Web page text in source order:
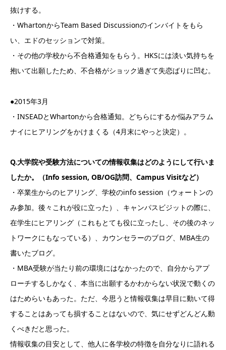
抜けする。
・WhartonからTeam Based Discussionのインバイトをもら
い、エドのセッションで対策。
・その他の学校から不合格通知をもらう。HKSには淡い気持ちを
抱いて出願したため、不合格がショック過ぎて失恋ばりに凹む。
●2015年3月
・INSEADとWhartonから合格通知。どちらにするか悩みアラム
ナイにヒアリングをかけまくる（4月末にやっと決定）。
Q.大学院や受験方法についての情報収集はどのようにして行いま
したか。（Info session, OB/OG訪問、Campus Visitなど）
・卒業生からのヒアリング、学校のinfo session（ウォートンの
み参加。後々これが役に立った）、キャンパスビジットの際に、
在学生にヒアリング（これもとても役に立ったし、その後のネッ
トワークにもなっている）、カウンセラーのブログ、MBA生の
書いたブログ。
・MBA受験が当たり前の環境にはなかったので、自分からアプ
ローチするしかなく、本当に出願するかわからない状況で動くの
はためらいもあった。ただ、今思うと情報収集は早目に動いて得
することはあっても損することはないので、気にせずどんどん動
くべきだと思った。
情報収集の目安として、他人に各学校の特徴を自分なりに語れる